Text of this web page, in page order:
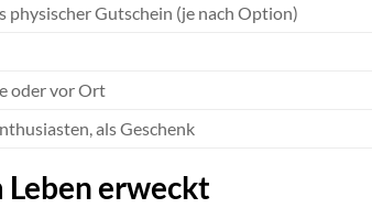
physischer Gutschein (je nach Option)
oder vor Ort
als Geschenk
Leben erweckt